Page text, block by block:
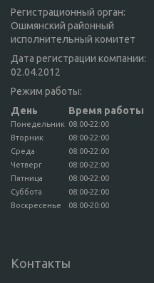
Регистрационный орган:
Ошмянский районный
исполнительный комитет
Дата регистрации компании:
02.04.2012
Режим работы:
День
Время работы
Понедельник 08:00-22:00
Вторник
08:00-22:00
Среда
08:00-22:00
Четверг
08:00-22:00
Пятница
08:00-22:00
Суббота
08:00-22:00
Воскресенье
08:00-20:00
Контакты